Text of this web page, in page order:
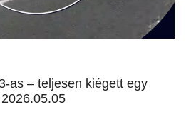
as – teljesen kiégett egy